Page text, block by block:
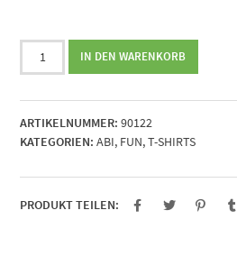
Kabitän
Blaubär
IN DEN WARENKORB
ARTIKELNUMMER: 90122
KATEGORIEN: ABI, FUN,T-SHIRTS
PRODUKT TEILEN: